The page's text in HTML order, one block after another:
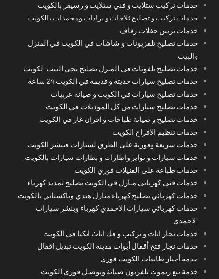
خدمات تركيب ستلايت و فني ستلايت و رسيفر بالكويت
خدمات تركيب و تصليح ثلاجات و برادات ومجمدات بالكويت
خدمات تزيين حفلات زفاف
خدمات تصليح تلفزيونات و شاشات في الكويت في المنزل
والبيت
خدمات تصليح تلفونات في المنزل تصليح يجي البيت الكويت
خدمات تصليح سيارات حديثة و قديمة في الكويت 24 ساعة
خدمات تصليح سيارات في الكويت و صيانة عربيات
خدمات تصليح سيارات من كل الموديلات في الكويت
خدمات تصليح و صيانة طباخات و افران غاز في الكويت
خدمات تنظيم الافراح الكويت
خدمات سريعة وفورية على الطرق لسيارات فينشر الكويت
خدمات سيارات و تواير واطارات و بطارات سيارات بالكويت
خدمات طباعة على الفنيلات فوري الكويت
خدمات فني كهربائي منازل في الكويت تصليح تمديد كهرباء
خدمات كهربائي تصليح كهرباء منازل هندي وباكستاني بالكويت
خدمات كهربائي سيارات الاحمدي كهرباء وبنشر سيارات
الاحمدي
خدمات نجار اثاث و تركيب و فك اثاث ايكيا في الكويت
خدمات نجار فتح أقفال أبواب مدينة الكويت تبديل اقفال
خدمة أحبار طابعات الكويت فوري
خدمة بيع ريموت تلفزيون صيانة وتوصيل فوري الكويت